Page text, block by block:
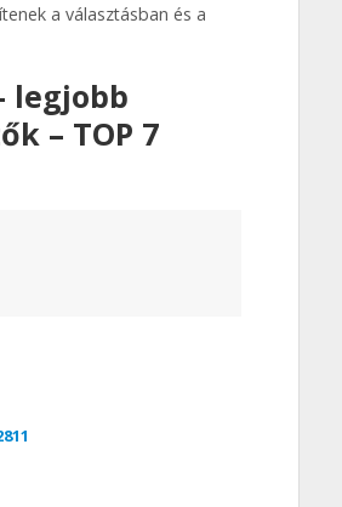
a választásban és a
legjobb
– TOP 7